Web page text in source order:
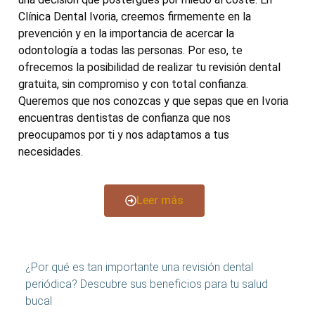
Clínica Dental Ivoria, creemos firmemente en la
prevención y en la importancia de acercar la
odontología a todas las personas. Por eso, te
ofrecemos la posibilidad de realizar tu revisión dental
gratuita, sin compromiso y con total confianza.
Queremos que nos conozcas y que sepas que en Ivoria
encuentras dentistas de confianza que nos
preocupamos por ti y nos adaptamos a tus
necesidades.
Leer más
¿Por qué es tan importante una revisión dental
periódica? Descubre sus beneficios para tu salud
bucal